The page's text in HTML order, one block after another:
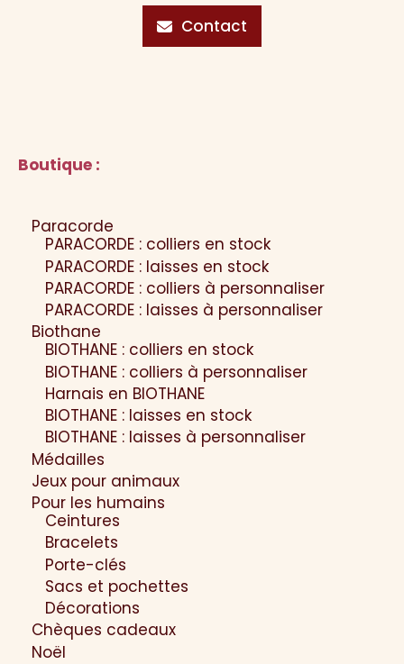
Contact
Boutique :
Paracorde
PARACORDE : colliers en stock
PARACORDE : laisses en stock
PARACORDE : colliers à personnaliser
PARACORDE : laisses à personnaliser
Biothane
BIOTHANE : colliers en stock
BIOTHANE : colliers à personnaliser
Harnais en BIOTHANE
BIOTHANE : laisses en stock
BIOTHANE : laisses à personnaliser
Médailles
Jeux pour animaux
Pour les humains
Ceintures
Bracelets
Porte-clés
Sacs et pochettes
Décorations
Chèques cadeaux
Noël